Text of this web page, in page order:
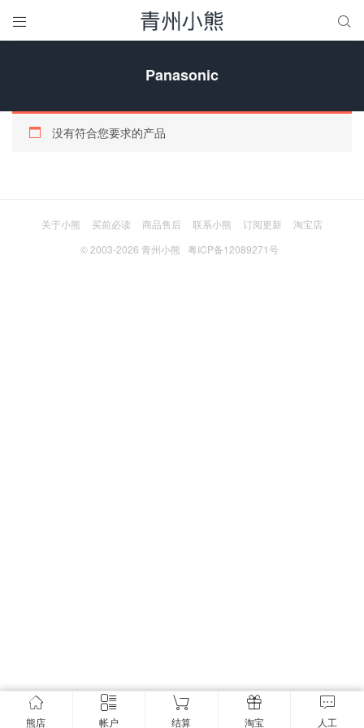
 
Panasonic
没有符合您要求的产品
熊店 帐户 结算 淘宝 人工
关于小熊 买前必读 商品售后 联系小熊 订阅更新
淘宝店
© 2003-2026 青州小熊 粤ICP备12089271号